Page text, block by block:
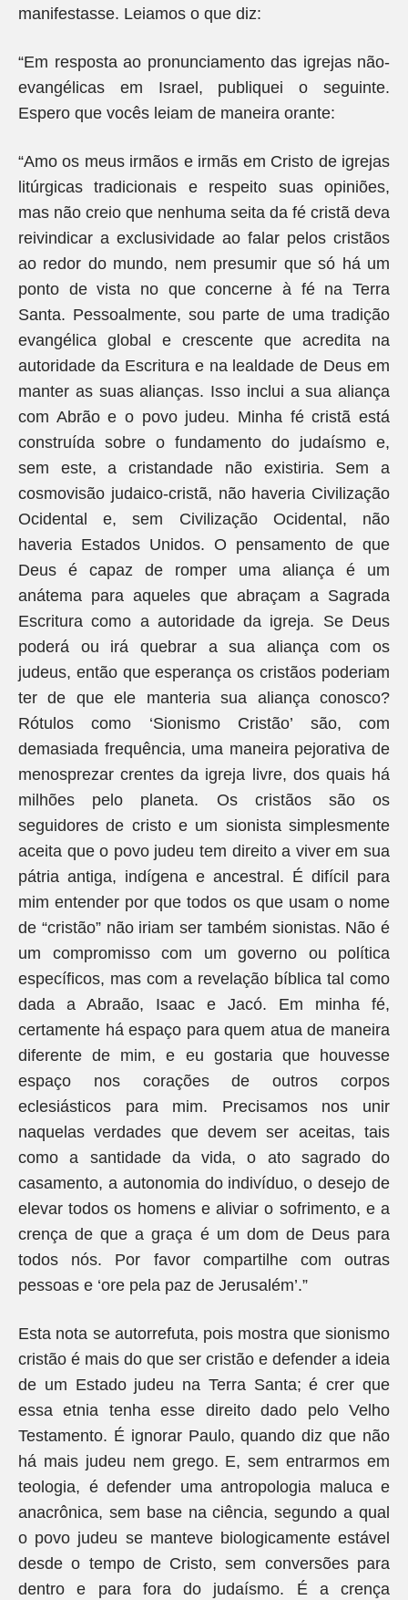
manifestasse. Leiamos o que diz:
“Em resposta ao pronunciamento das igrejas não-
evangélicas em Israel, publiquei o seguinte.
Espero que vocês leiam de maneira orante:
“Amo os meus irmãos e irmãs em Cristo de igrejas
litúrgicas tradicionais e respeito suas opiniões,
mas não creio que nenhuma seita da fé cristã deva
reivindicar a exclusividade ao falar pelos cristãos
ao redor do mundo, nem presumir que só há um
ponto de vista no que concerne à fé na Terra
Santa. Pessoalmente, sou parte de uma tradição
evangélica global e crescente que acredita na
autoridade da Escritura e na lealdade de Deus em
manter as suas alianças. Isso inclui a sua aliança
com Abrão e o povo judeu. Minha fé cristã está
construída sobre o fundamento do judaísmo e,
sem este, a cristandade não existiria. Sem a
cosmovisão judaico-cristã, não haveria Civilização
Ocidental e, sem Civilização Ocidental, não
haveria Estados Unidos. O pensamento de que
Deus é capaz de romper uma aliança é um
anátema para aqueles que abraçam a Sagrada
Escritura como a autoridade da igreja. Se Deus
poderá ou irá quebrar a sua aliança com os
judeus, então que esperança os cristãos poderiam
ter de que ele manteria sua aliança conosco?
Rótulos como ‘Sionismo Cristão’ são, com
demasiada frequência, uma maneira pejorativa de
menosprezar crentes da igreja livre, dos quais há
milhões pelo planeta. Os cristãos são os
seguidores de cristo e um sionista simplesmente
aceita que o povo judeu tem direito a viver em sua
pátria antiga, indígena e ancestral. É difícil para
mim entender por que todos os que usam o nome
de “cristão” não iriam ser também sionistas. Não é
um compromisso com um governo ou política
específicos, mas com a revelação bíblica tal como
dada a Abraão, Isaac e Jacó. Em minha fé,
certamente há espaço para quem atua de maneira
diferente de mim, e eu gostaria que houvesse
espaço nos corações de outros corpos
eclesiásticos para mim. Precisamos nos unir
naquelas verdades que devem ser aceitas, tais
como a santidade da vida, o ato sagrado do
casamento, a autonomia do indivíduo, o desejo de
elevar todos os homens e aliviar o sofrimento, e a
crença de que a graça é um dom de Deus para
todos nós. Por favor compartilhe com outras
pessoas e ‘ore pela paz de Jerusalém’.”
Esta nota se autorrefuta, pois mostra que sionismo
cristão é mais do que ser cristão e defender a ideia
de um Estado judeu na Terra Santa; é crer que
essa etnia tenha esse direito dado pelo Velho
Testamento. É ignorar Paulo, quando diz que não
há mais judeu nem grego. E, sem entrarmos em
teologia, é defender uma antropologia maluca e
anacrônica, sem base na ciência, segundo a qual
o povo judeu se manteve biologicamente estável
desde o tempo de Cristo, sem conversões para
dentro e para fora do judaísmo. É a crença